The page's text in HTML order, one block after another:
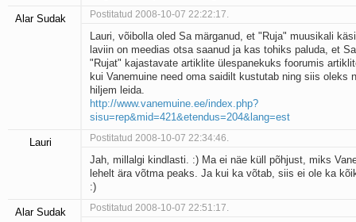
Alar Sudak Postitatud 2008-10-07 22:22:17.
Lauri, võibolla oled Sa märganud, et "Ruja" muusikali
laviin on meedias otsa saanud ja kas tohiks paluda, et
"Rujat" kajastavate artiklite ülespanekuks foorumis
kui Vanemuine need oma saidilt kustutab ning siis oleks
hiljem leida.
http://www.vanemuine.ee/index.php?
sisu=rep&mid=421&etendus=204&lang=est
Lauri Postitatud 2008-10-07 22:34:46.
Jah, millalgi kindlasti. :) Ma ei näe küll põhjust, miks
lehelt ära võtma peaks. Ja kui ka võtab, siis ei ole ka
:)
Alar Sudak Postitatud 2008-10-07 22:51:17.